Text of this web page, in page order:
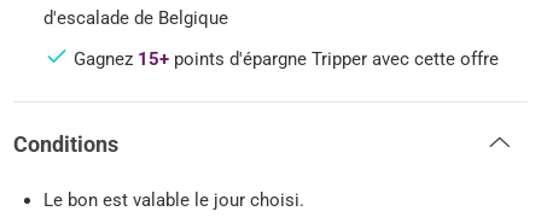
d'escalade de Belgique
Gagnez 15+ points d'épargne Tripper avec cette offre
Conditions
Le bon est valable le jour choisi.